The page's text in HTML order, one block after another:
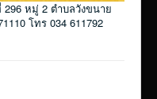
หมู่ 2 ตำบลวังขนาย
โทร 034 611792